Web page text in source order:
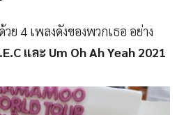
4 เพลงดังของพวกเธอ อย่าง
และ Um Oh Ah Yeah 2021